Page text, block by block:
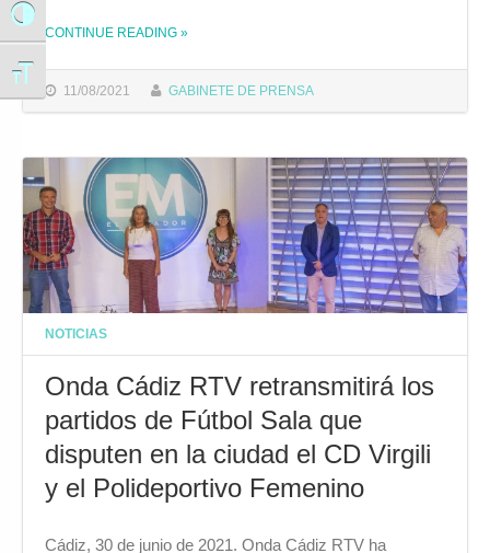
Alternar alto contraste
Alternar tamaño de letra
11/08/2021 GABINETE DE PRENSA
CONTINUE READING THE "UN PARTIDO ENTRE EL VIRGILI Y LA SDU ÁFRICA CEUTÍ INAUGURARÁ LA RENOVADA PISTA DEL COMPLEJO CIUDAD DE CÁDIZ"
»
NOTICIAS
Onda Cádiz RTV retransmitirá los
partidos de Fútbol Sala que
disputen en la ciudad el CD Virgili
y el Polideportivo Femenino
Cádiz, 30 de junio de 2021. Onda Cádiz RTV ha